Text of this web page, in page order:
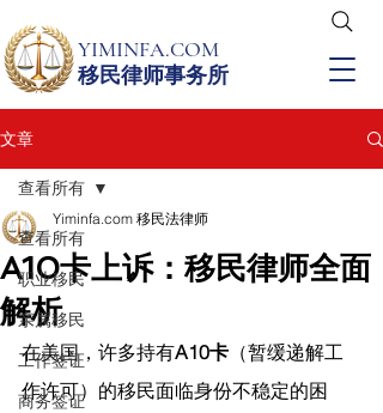
YIMINFA.COM
移民律师事务所
文章
查看所有
职业移民
亲属移民
工作签证
商务签证
查看所有
A10卡上诉：移民律师全面
解析
Yiminfa.com 移民法律师
在美国，许多持有A10卡 （暂缓递解工
作许可）的移民面临身份不稳定的困